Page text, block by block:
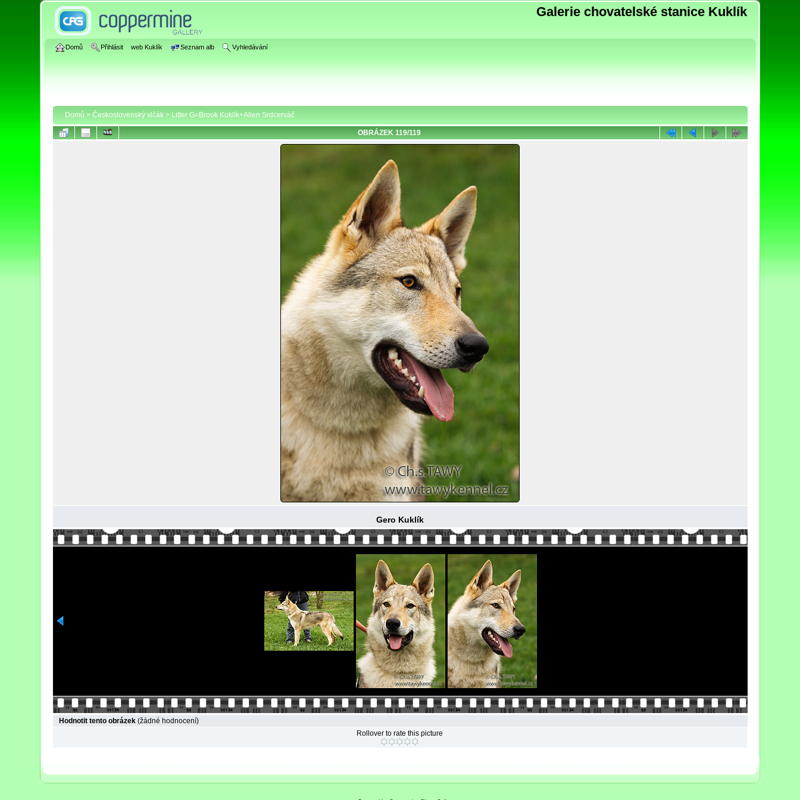
Galerie chovatelské stanice Kuklík
Domů Přihlásit web Kuklík Seznam alb Vyhledávání
Domů > Československý vlčák> Litter G=Brook Kuklík+Alien Srdcerváč
OBRÁZEK 119/119
Gero Kuklík
Hodnotit tento obrázek (žádné hodnocení)
Rollover to rate this picture